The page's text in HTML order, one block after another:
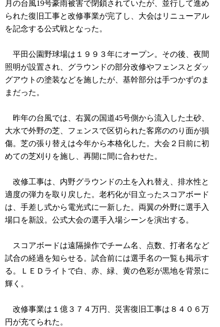
月の台風19号豪雨被害で閉鎖されていたが、並行して進め
られた復旧工事と改修事業が完了し、大会はリニューアル
を記念する公式戦となった。
平田公園野球場は１９９３年にオープン。その後、夜間
照明が設置され、グラウンドの部分改修やフェンスとダッ
グアウトの塗装などを施したが、基幹部分は手つかずのま
まだった。
昨年の台風では、右翼の国道45号側から流入した土砂、
大水で外野の芝、フェンスで区切られた客席ののり面が損
傷。芝の張り替えは今年から本格化した。大会２日前に初
めての芝刈りを施し、再開に間に合わせた。
改修工事は、内野グラウンドの土を入れ替え、排水性と
適度の弾力を取り戻した。老朽化が目立ったスコアボード
は、手差し式から電光式に一新した。両翼の外野に選手入
場口を新設。公式大会の選手入場シーンを演出する。
スコアボードは遠隔操作でチーム名、点数、打者名など
試合の経過を知らせる。試合前には選手名の一覧も掲示す
る。ＬＥＤライトで白、赤、緑、黄の色彩が黒地を背景に
輝く。
改修事業は１億３７４万円、災害復旧工事は８４０６万
円が充てられた。